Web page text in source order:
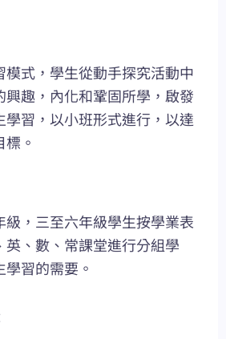
式，學生從動手探究活動中
興趣，內化和鞏固所學，啟發
學習，以小班形式進行，以達
標。
，三至六年級學生按學業表
、數、常課堂進行分組學
習的需要。